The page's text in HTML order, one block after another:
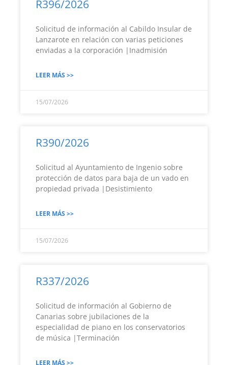
R396/2026
Solicitud de información al Cabildo Insular de
Lanzarote en relación con varias peticiones
enviadas a la corporación |Inadmisión
LEER MÁS >>
15/07/2026
R390/2026
Solicitud al Ayuntamiento de Ingenio sobre
protección de datos para baja de un vado en
propiedad privada |Desistimiento
LEER MÁS >>
15/07/2026
R337/2026
Solicitud de información al Gobierno de
Canarias sobre jubilaciones de la
especialidad de piano en los conservatorios
de música |Terminación
LEER MÁS >>